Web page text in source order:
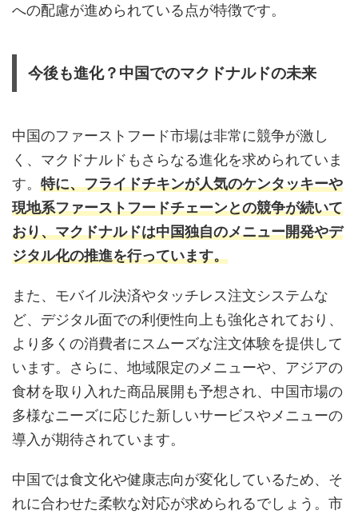
への配慮が進められている点が特徴です。
今後も進化？中国でのマクドナルドの未来
中国のファーストフード市場は非常に競争が激し
く、マクドナルドもさらなる進化を求められていま
す。 特に、フライドチキンが人気のケンタッキーや
現地系ファーストフードチェーンとの競争が続いて
おり、マクドナルドは中国独自のメニュー開発やデ
ジタル化の推進を行っています。
また、モバイル決済やタッチレス注文システムな
ど、デジタル面での利便性向上も強化されており、
より多くの消費者にスムーズな注文体験を提供して
います。さらに、地域限定のメニューや、アジアの
食材を取り入れた商品展開も予想され、中国市場の
多様なニーズに応じた新しいサービスやメニューの
導入が期待されています。
中国では食文化や健康志向が変化しているため、そ
れに合わせた柔軟な対応が求められるでしょう。市